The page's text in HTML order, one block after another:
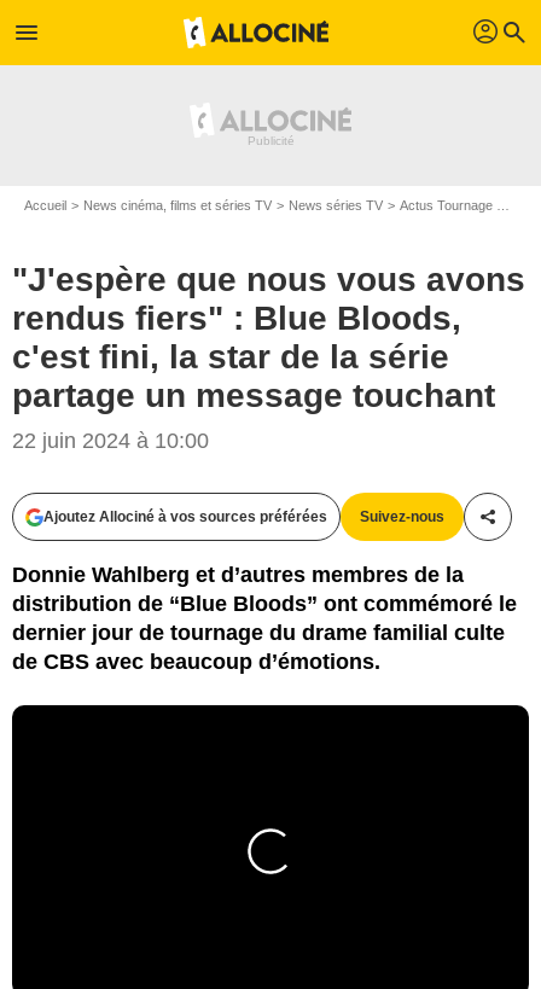
menu profil search
Accueil News cinéma, films et séries TV News séries TV Actus Tournage Séries TV
"J'espère que nous vous avons
rendus fiers" : Blue Bloods,
c'est fini, la star de la série
partage un message touchant
22 juin 2024 à 10:00
Ajoutez Allociné à vos sources préférées Suivez-nous
Donnie Wahlberg et d’autres membres de la
distribution de “Blue Bloods” ont commémoré le
dernier jour de tournage du drame familial culte
de CBS avec beaucoup d’émotions.